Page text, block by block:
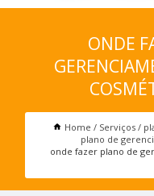
ONDE
Home Serviços
plano de
onde fazer plano de